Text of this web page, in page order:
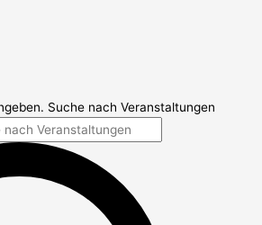
Suche nach Veranstaltungen